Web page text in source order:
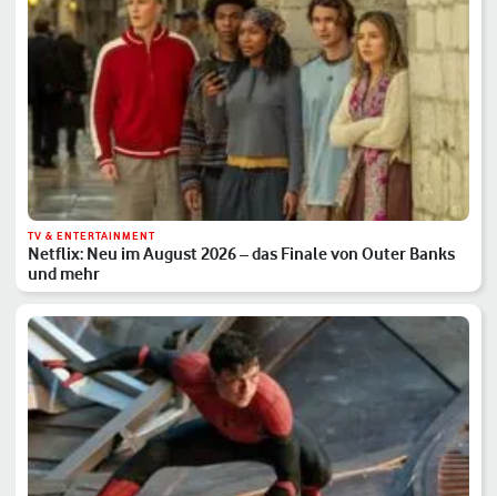
TV & ENTERTAINMENT
Netflix: Neu im August 2026 – das Finale von Outer Banks
und mehr